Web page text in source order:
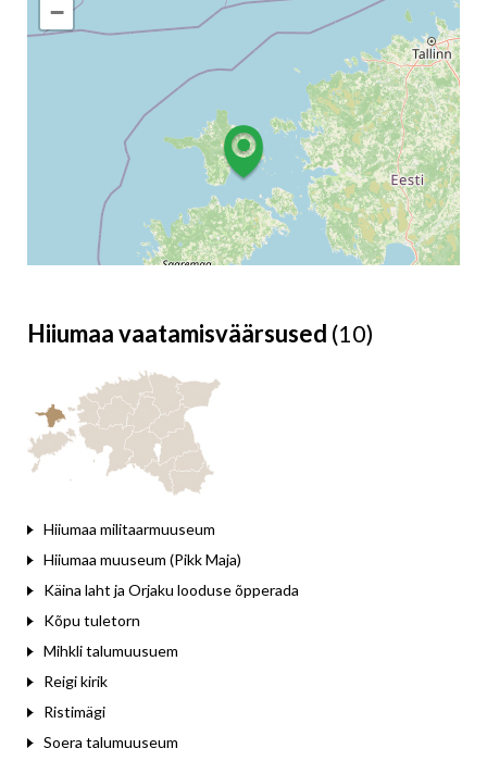
−
Hiiumaa vaatamisväärsused (10)
Hiiumaa militaarmuuseum
Hiiumaa muuseum (Pikk Maja)
Käina laht ja Orjaku looduse õpperada
Kõpu tuletorn
Mihkli talumuusuem
Reigi kirik
Ristimägi
Soera talumuuseum